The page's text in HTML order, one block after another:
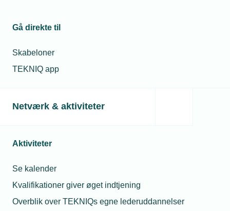
Gå direkte til
Skabeloner
TEKNIQ app
Netværk & aktiviteter
Aktiviteter
Se kalender
Kvalifikationer giver øget indtjening
Overblik over TEKNIQs egne lederuddannelser
Ventilation
CE-mærkning
ISO for produktionsvirksomheder
Fri adgang til at benytte standarden DS
1140:2019